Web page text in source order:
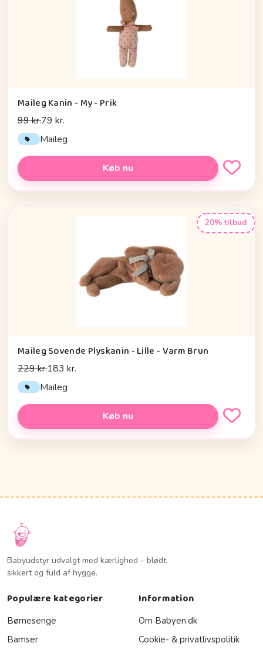
Maileg Kanin - My - Prik
99 kr.79 kr.
Maileg
Køb nu
20% tilbud
Maileg Sovende Plyskanin - Lille - Varm Brun
229 kr.183 kr.
Maileg
Køb nu
Babyudstyr udvalgt med kærlighed – blødt,
sikkert og fuld af hygge.
Populære kategorier
Børnesenge
Bamser
Information
Om Babyen.dk
Cookie- & privatlivspolitik